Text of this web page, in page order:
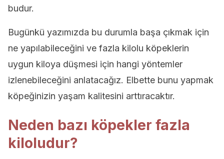
budur.
Bugünkü yazımızda bu durumla başa çıkmak için
ne yapılabileceğini ve fazla kilolu köpeklerin
uygun kiloya düşmesi için hangi yöntemler
izlenebileceğini anlatacağız. Elbette bunu yapmak
köpeğinizin yaşam kalitesini arttıracaktır.
Neden bazı köpekler fazla
kiloludur?